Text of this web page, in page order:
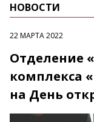
НОВОСТИ
22 МАРТА 2022
Отделение
комплекса
на День